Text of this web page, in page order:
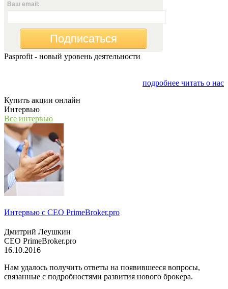
Ваш email:
Подписаться
Pasprofit - новый уровень деятельности
подробнее читать о нас
Купить акции онлайн
Интервью
Все интервью
Интервью с СЕО PrimeBroker.pro
Дмитрий Леушкин
СЕО PrimeBroker.pro
16.10.2016
Нам удалось получить ответы на появившееся вопросы,
связанные с подробностями развития нового брокера.